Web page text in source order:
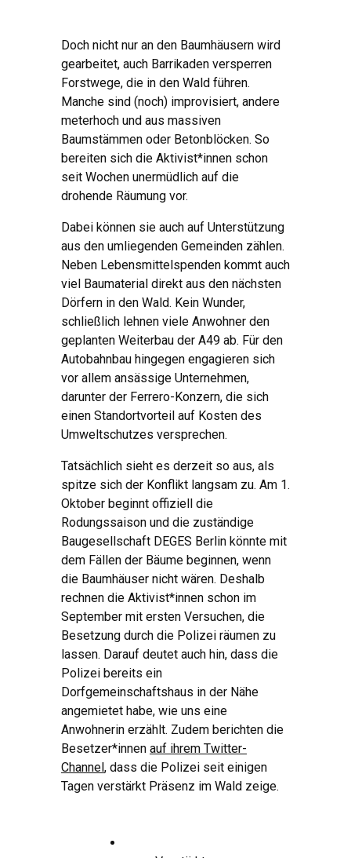
Doch nicht nur an den Baumhäusern wird
gearbeitet, auch Barrikaden versperren
Forstwege, die in den Wald führen.
Manche sind (noch) improvisiert, andere
meterhoch und aus massiven
Baumstämmen oder Betonblöcken. So
bereiten sich die Aktivist*innen schon
seit Wochen unermüdlich auf die
drohende Räumung vor.
Dabei können sie auch auf Unterstützung
aus den umliegenden Gemeinden zählen.
Neben Lebensmittelspenden kommt auch
viel Baumaterial direkt aus den nächsten
Dörfern in den Wald. Kein Wunder,
schließlich lehnen viele Anwohner den
geplanten Weiterbau der A49 ab. Für den
Autobahnbau hingegen engagieren sich
vor allem ansässige Unternehmen,
darunter der Ferrero-Konzern, die sich
einen Standortvorteil auf Kosten des
Umweltschutzes versprechen.
Tatsächlich sieht es derzeit so aus, als
spitze sich der Konflikt langsam zu. Am 1.
Oktober beginnt offiziell die
Rodungssaison und die zuständige
Baugesellschaft DEGES Berlin könnte mit
dem Fällen der Bäume beginnen, wenn
die Baumhäuser nicht wären. Deshalb
rechnen die Aktivist*innen schon im
September mit ersten Versuchen, die
Besetzung durch die Polizei räumen zu
lassen. Darauf deutet auch hin, dass die
Polizei bereits ein
Dorfgemeinschaftshaus in der Nähe
angemietet habe, wie uns eine
Anwohnerin erzählt. Zudem berichten die
Besetzer*innen auf ihrem Twitter-
Channel, dass die Polizei seit einigen
Tagen verstärkt Präsenz im Wald zeige.